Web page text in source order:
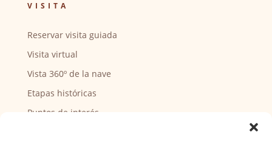
VISITA
Reservar visita guiada
Visita virtual
Vista 360º de la nave
Etapas históricas
Puntos de interés